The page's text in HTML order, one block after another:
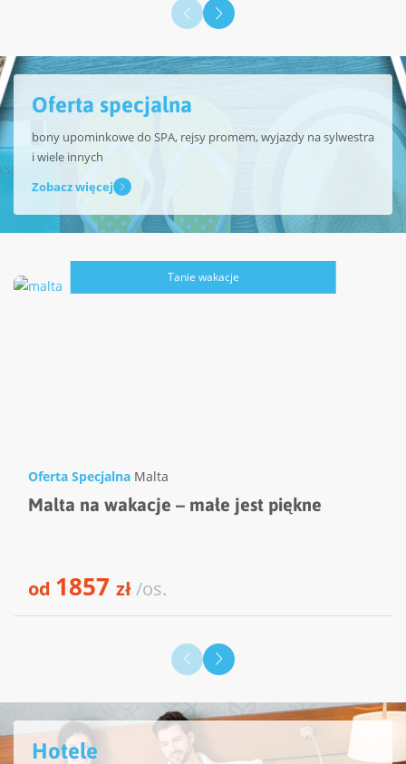
Oferta specjalna
bony upominkowe do SPA, rejsy promem, wyjazdy na sylwestra
i wiele innych
Zobacz więcej
Tanie wakacje
Oferta Specjalna Malta
Malta na wakacje – małe jest piękne
od 1857 zł/os.
Hotele